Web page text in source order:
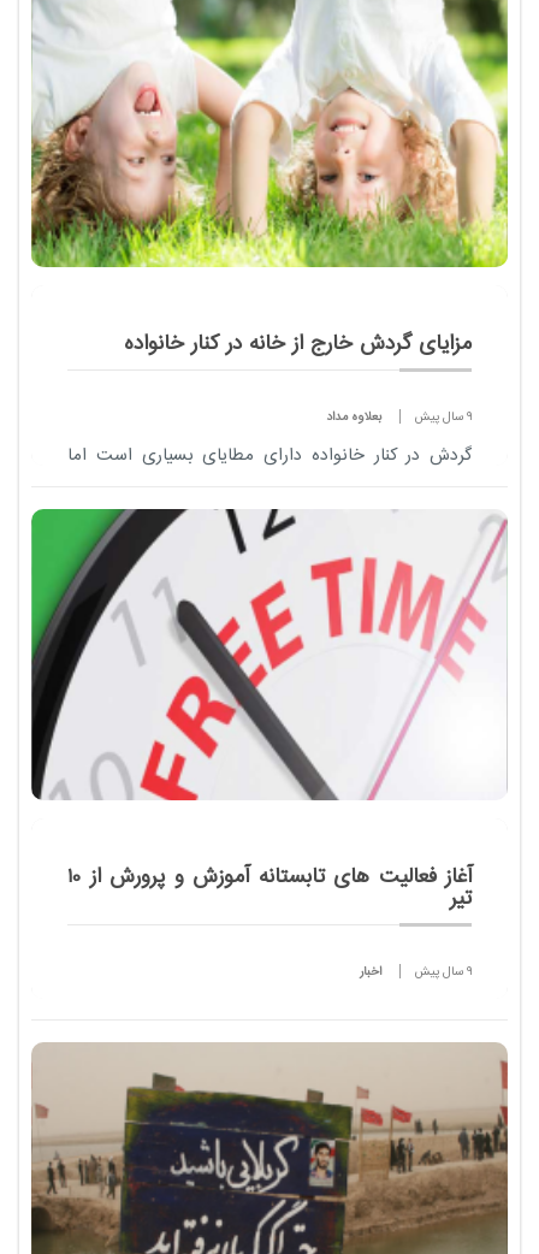
مزایای گردش خارج از خانه در کنار خانواده
9 سال پیش بعلاوه مداد
گردش در کنار خانواده دارای مطایای بسیاری است اما
این امکان را از بسیاری از کودکان سلب کرده است.<...
آغاز فعالیت های تابستانه آموزش و پرورش از 10
تیر
9 سال پیش اخبار
برنامه های تابستانه آموزش و پرورش برای دانش آموزان
از 10 تیرماه خبر داد و گفت: 25 هزار پایگاه تابستانی